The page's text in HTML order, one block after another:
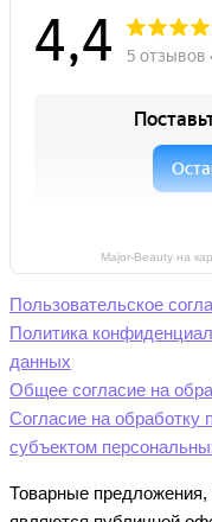
Major-Beauty на
Пользовательское
Политика
данных
Общее согласие на
Согласие на
субъектом
Товарные предложения,